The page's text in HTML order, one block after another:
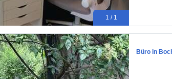
1 / 1
Büro in